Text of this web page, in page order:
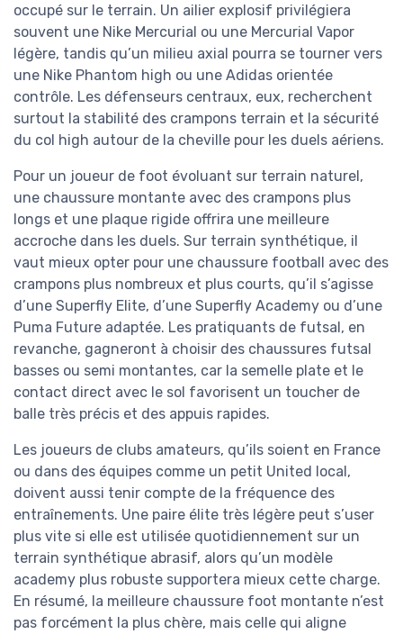
occupé sur le terrain. Un ailier explosif privilégiera
souvent une Nike Mercurial ou une Mercurial Vapor
légère, tandis qu’un milieu axial pourra se tourner vers
une Nike Phantom high ou une Adidas orientée
contrôle. Les défenseurs centraux, eux, recherchent
surtout la stabilité des crampons terrain et la sécurité
du col high autour de la cheville pour les duels aériens.
Pour un joueur de foot évoluant sur terrain naturel,
une chaussure montante avec des crampons plus
longs et une plaque rigide offrira une meilleure
accroche dans les duels. Sur terrain synthétique, il
vaut mieux opter pour une chaussure football avec des
crampons plus nombreux et plus courts, qu’il s’agisse
d’une Superfly Elite, d’une Superfly Academy ou d’une
Puma Future adaptée. Les pratiquants de futsal, en
revanche, gagneront à choisir des chaussures futsal
basses ou semi montantes, car la semelle plate et le
contact direct avec le sol favorisent un toucher de
balle très précis et des appuis rapides.
Les joueurs de clubs amateurs, qu’ils soient en France
ou dans des équipes comme un petit United local,
doivent aussi tenir compte de la fréquence des
entraînements. Une paire élite très légère peut s’user
plus vite si elle est utilisée quotidiennement sur un
terrain synthétique abrasif, alors qu’un modèle
academy plus robuste supportera mieux cette charge.
En résumé, la meilleure chaussure foot montante n’est
pas forcément la plus chère, mais celle qui aligne